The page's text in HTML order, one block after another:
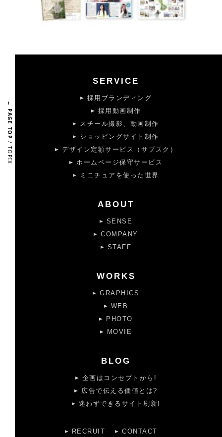
← PAGE TOP
/ TOPIX
SERVICE
採用ブランディング
採用動画制作
スチール撮影、動画制作
ショッピングサイト制作
デザイン定額サービス（サブスク）
ホームページ保守サービス
ミニチュアを使った世界
ABOUT
SENSE
COMPANY
STAFF
WORKS
GRAPHICS
WEB
PHOTO
MOVIE
BLOG
企画はコンセプトから!
広告で伝える価値とは?
迷わずできるサイト刷新!
RECRUIT CONTACT